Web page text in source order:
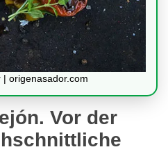
| origenasador.com
Vor der